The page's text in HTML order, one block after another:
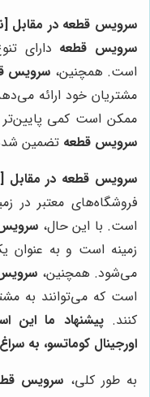
سرویس قطعه در مقابل
سرویس قطعه دارای
است. همچنین، سرویس
ممکن است کمی پایین‌تر
سرویس قطعه تضمین
سرویس قطعه در مقابل
فروشگاه‌های معتبر در
است. با این حال،
زمینه است و به عنوان
می‌شود. همچنین،
است که می‌توانند به
کنند.پیشنهاد ما این
اورجینال کوماتسو، به
به طور کلی، سرویس